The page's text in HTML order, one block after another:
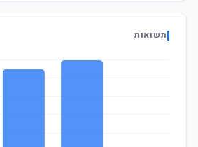
תשואות